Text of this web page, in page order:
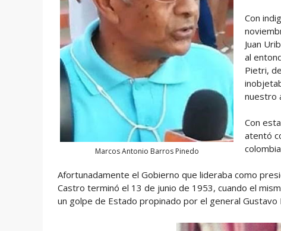
Marcos Antonio Barros Pinedo
Con
Juan
al
Pietri,
nuestro
Con
atentó
Afortunadamente el Gobierno que lideraba como
Castro terminó el 13 de junio de 1953, cuando el
un golpe de Estado propinado por el general Gustavo